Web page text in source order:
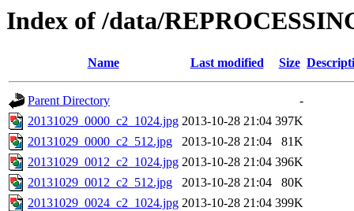
Index of /data/
Name Last modified Size
Parent Directory
-
20131029_0000_c2_1024.jpg 2013-10-28 21:04 397K
20131029_0000_c2_512.jpg
2013-10-28 21:04
81K
20131029_0012_c2_1024.jpg 2013-10-28 21:04 396K
20131029_0012_c2_512.jpg
2013-10-28 21:04
80K
20131029_0024_c2_1024.jpg 2013-10-28 21:04 399K